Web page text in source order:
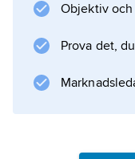
till analöppning.
Fjällen är släta
huvudsak
Objektiv
Prova det,